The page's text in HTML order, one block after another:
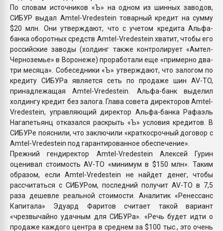
По словам источников «Ъ» на одном из шинных заводов,
СИБУР выдал Amtel-Vredestein товарный кредит на сумму
$20 млн. Они утверждают, что с учетом кредита Альфа-
банка оборотных средств Amtel-Vredestein хватит, чтобы его
российские заводы (холдинг также контролирует «Амтел-
Черноземье» в Воронеже) проработали еще «примерно два-
три месяца». Собеседники «Ъ» утверждают, что залогом по
кредиту СИБУРа является сеть по продаже шин AV-TO,
принадлежащая Amtel-Vredestein. Альфа-банк выделил
холдингу кредит без залога. Глава совета директоров Amtel-
Vredestein, управляющий директор Альфа-банка Рафаэль
Нагапетьянц отказался раскрыть «Ъ» условия кредитов. В
СИБУРе пояснили, что заключили «краткосрочный договор с
Amtel-Vredestein под гарантированное обеспечение».
Прежний гендиректор Amtel-Vredestein Алексей Гурин
оценивал стоимость AV-TO «минимум в $150 млн». Таким
образом, если Amtel-Vredestein не найдет денег, чтобы
рассчитаться с СИБУРом, последний получит AV-TO в 7,5
раза дешевле реальной стоимости. Аналитик «Ренессанс
Капитала» Эдуард Фаритов считает такой вариант
«чрезвычайно удачным для СИБУРа». «Речь будет идти о
продаже каждого центра в среднем за $100 тыс., это очень